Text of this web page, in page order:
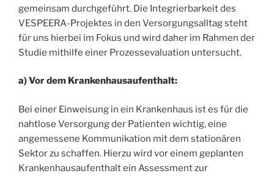
gemeinsam durchgeführt. Die Integrierbarkeit des
VESPEERA-Projektes in den Versorgungsalltag steht
für uns hierbei im Fokus und wird daher im Rahmen der
Studie mithilfe einer Prozessevaluation untersucht.
a) Vor dem Krankenhausaufenthalt:
Bei einer Einweisung in ein Krankenhaus ist es für die
nahtlose Versorgung der Patienten wichtig, eine
angemessene Kommunikation mit dem stationären
Sektor zu schaffen. Hierzu wird vor einem geplanten
Krankenhausaufenthalt ein Assessment zur